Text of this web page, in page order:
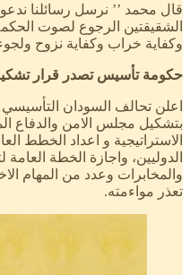
قال محمد ’’ نرسل رسائلنا
الشقيقتين الرجوع لصوت
وكفاية خراب وكفاية نزوح
حكومة تأسيس تصدر قرار
اعلن تحالف السودان
بتشكيل مجلس الامن والدفاع
الاستراتيجية و اعداد الخطط
الدوليين، واجازة الخطة
والمخابرات وعدد من المهام
تعذر مواءمته.